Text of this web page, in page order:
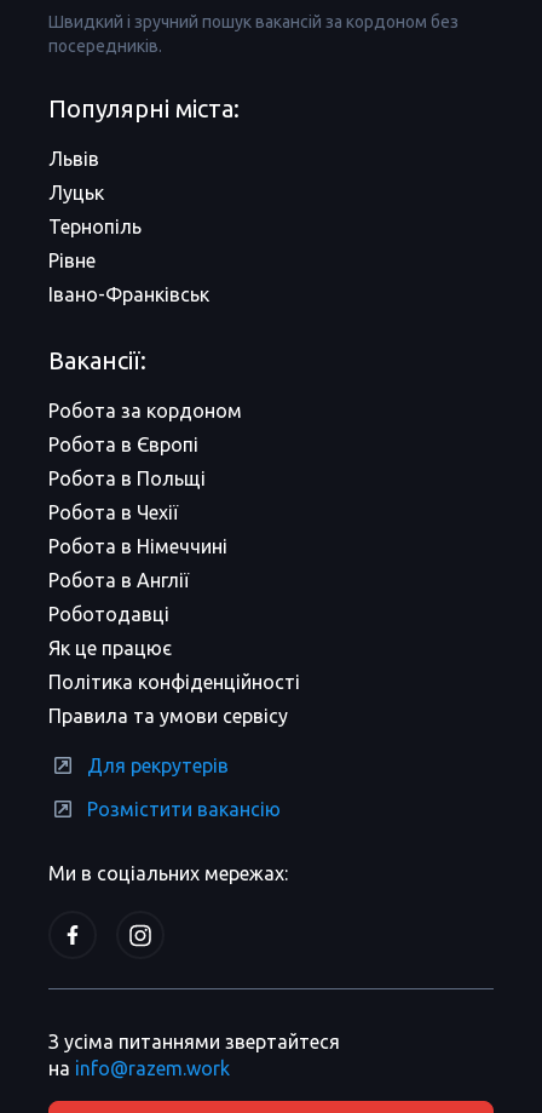
Швидкий і зручний пошук вакансій за кордоном без
посередників.
Ми в соціальних мережах:
Популярні міста:
Львів
Луцьк
Тернопіль
Рівне
Івано-Франківськ
Вакансії:
Робота за кордоном
Робота в Європі
Робота в Польщі
Робота в Чехії
Робота в Німеччині
Робота в Англії
Роботодавці
Як це працює
Політика конфіденційності
Правила та умови сервісу
Для рекрутерів
Розмістити вакансію
З усіма питаннями звертайтеся
на info@razem.work